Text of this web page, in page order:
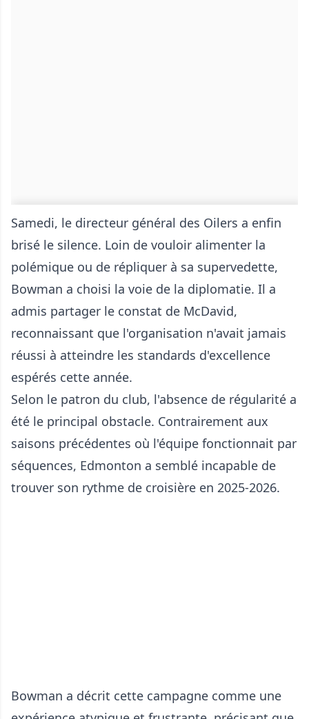
Samedi, le directeur général des Oilers a enfin
brisé le silence. Loin de vouloir alimenter la
polémique ou de répliquer à sa supervedette,
Bowman a choisi la voie de la diplomatie. Il a
admis partager le constat de McDavid,
reconnaissant que l'organisation n'avait jamais
réussi à atteindre les standards d'excellence
espérés cette année.
Selon le patron du club, l'absence de régularité a
été le principal obstacle. Contrairement aux
saisons précédentes où l'équipe fonctionnait par
séquences, Edmonton a semblé incapable de
trouver son rythme de croisière en 2025-2026.
Bowman a décrit cette campagne comme une